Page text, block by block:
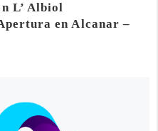
L’ Albiol
en Alcanar –